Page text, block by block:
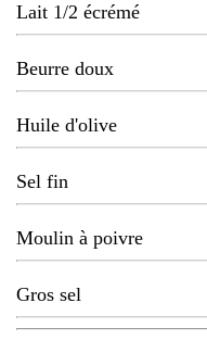
Lait 1/2 écrémé
Beurre doux
Huile d'olive
Sel fin
Moulin à poivre
Gros sel